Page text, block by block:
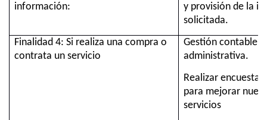
información:
y provisión de la
solicitada.
Finalidad 4: Si realiza una compra o
contrata un servicio
Gestión contable,
administrativa.
Realizar
para mejorar
servicios